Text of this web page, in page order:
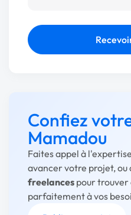
Confiez
Mamadou
Faites appel à
avancer votre projet, ou
freelances pour trouver
parfaitement à vos